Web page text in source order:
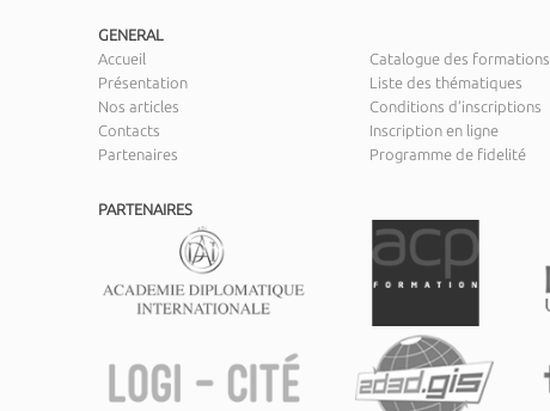
GENERAL
Accueil
Présentation
Nos articles
Contacts
Partenaires
Catalogue des formations
Liste des thématiques
Conditions d’inscriptions
Inscription en ligne
Programme de fidelité
PARTENAIRES